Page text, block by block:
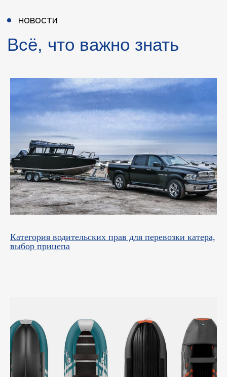
Категория водительских прав для перевозки катера,
выбор прицепа
Часто задаваемые
вопросы
FAQ